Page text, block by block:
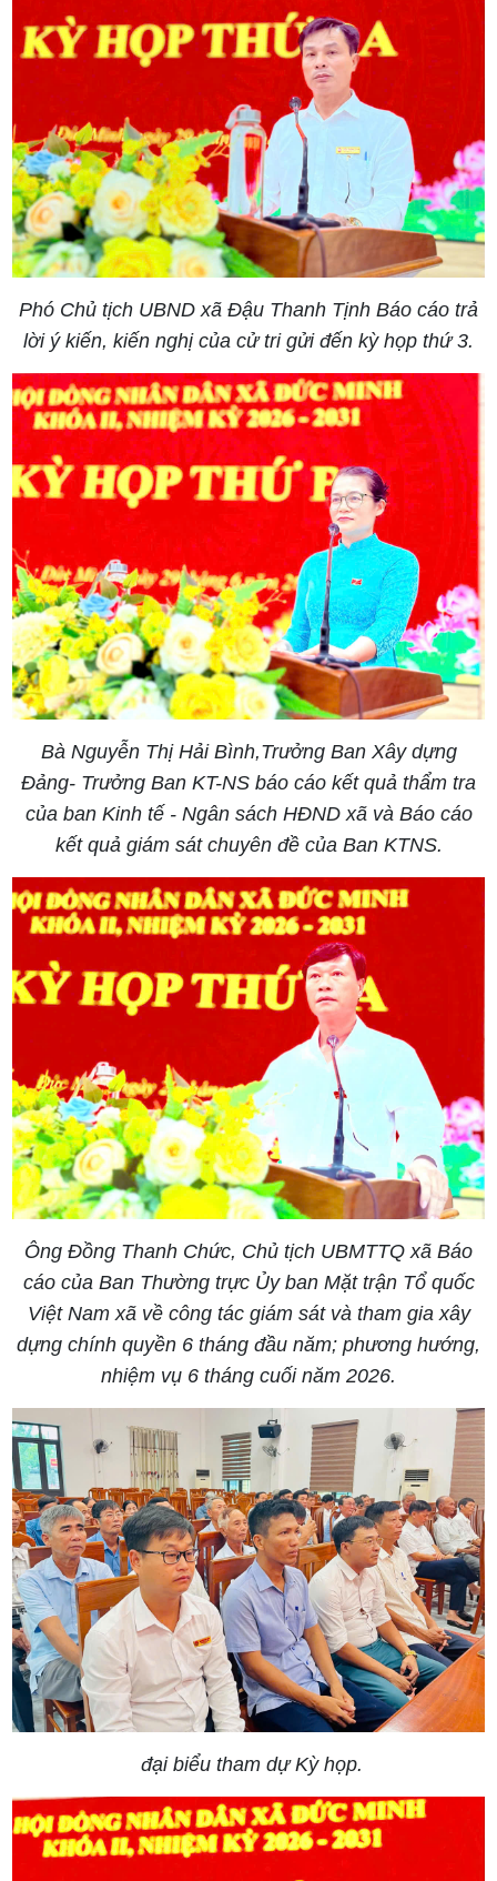
Phó Chủ tịch UBND xã Đậu Thanh Tịnh Báo cáo trả
lời ý kiến, kiến nghị của cử tri gửi đến kỳ họp thứ 3.
Bà Nguyễn Thị Hải Bình,Trưởng Ban Xây dựng
Đảng- Trưởng Ban KT-NS báo cáo kết quả thẩm tra
của ban Kinh tế - Ngân sách HĐND xã và Báo cáo
kết quả giám sát chuyên đề của Ban KTNS.
Ông Đồng Thanh Chức, Chủ tịch UBMTTQ xã Báo
cáo của Ban Thường trực Ủy ban Mặt trận Tổ quốc
Việt Nam xã về công tác giám sát và tham gia xây
dựng chính quyền 6 tháng đầu năm; phương hướng,
nhiệm vụ 6 tháng cuối năm 2026.
đại biểu tham dự Kỳ họp.